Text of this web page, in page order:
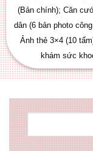
(Bản chính); Căn
dân (6 bản photo
Ảnh thẻ 3×4 (10
khám sức